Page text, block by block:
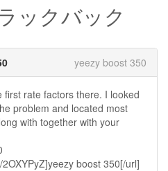
ックバック
yeezy boost 350
first rate factors there. I looked
problem and located most
with together with your
boost 350[/url]